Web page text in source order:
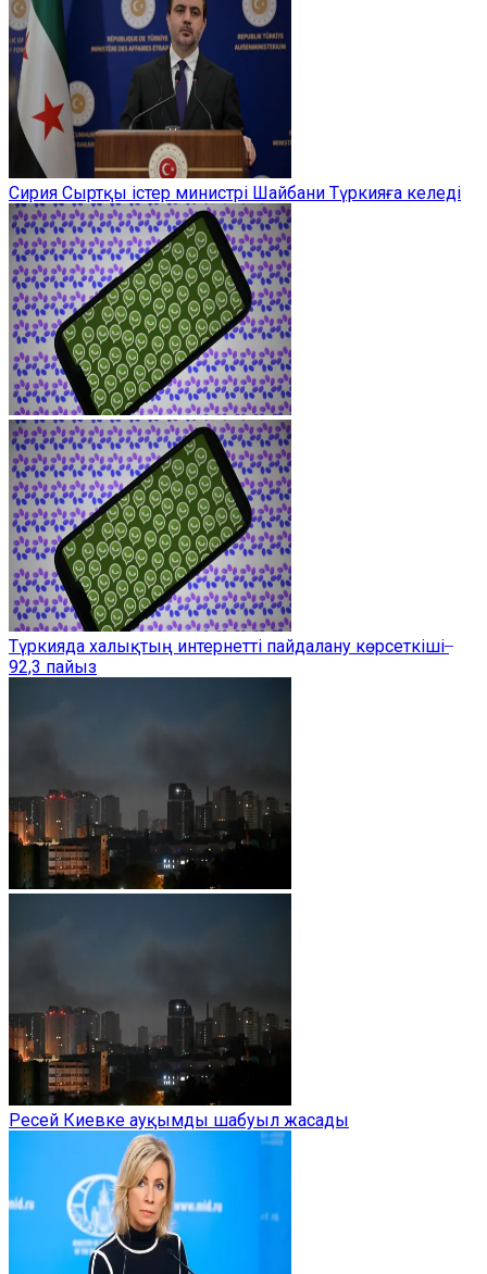
Сирия Сыртқы істер министрі Шайбани Түркияға келеді
Түркияда халықтың интернетті пайдалану көрсеткіші ̶
92,3 пайыз
Ресей Киевке ауқымды шабуыл жасады